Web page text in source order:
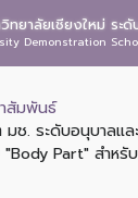
วิทยาลัยเชียงใหม่ ระดั
Demonstration
สัมพันธ์
มช. ระดับอนุบาลแล
Part" สำหรั